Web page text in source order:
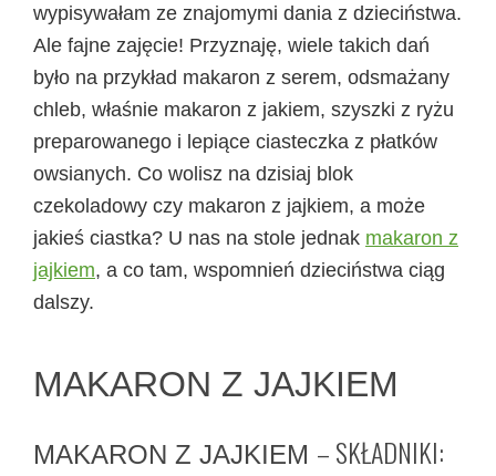
wypisywałam ze znajomymi dania z dzieciństwa.
Ale fajne zajęcie! Przyznaję, wiele takich dań
było na przykład makaron z serem, odsmażany
chleb, właśnie makaron z jakiem, szyszki z ryżu
preparowanego i lepiące ciasteczka z płatków
owsianych. Co wolisz na dzisiaj blok
czekoladowy czy makaron z jajkiem, a może
jakieś ciastka? U nas na stole jednak makaron z
jajkiem, a co tam, wspomnień dzieciństwa ciąg
dalszy.
MAKARON Z JAJKIEM
MAKARON Z JAJKIEM – SKŁADNIKI: